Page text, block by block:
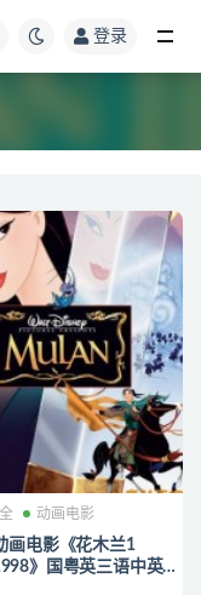
登录
动画电影
画电影《花木兰1
》国粤英三语中英